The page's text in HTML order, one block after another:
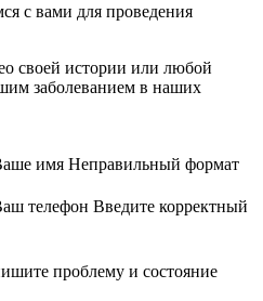
с вами для проведения
своей истории или любой
заболеванием в наших
имя Неправильный формат
телефон Введите корректный
проблему и состояние